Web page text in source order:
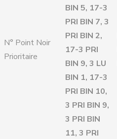
N° Point Noir
Prioritaire
BIN 5, 17-3
PRI BIN 7, 3
PRI BIN 2,
17-3 PRI
BIN 9, 3 LU
BIN 1, 17-3
PRI BIN 10,
3 PRI BIN 9,
3 PRI BIN
11, 3 PRI